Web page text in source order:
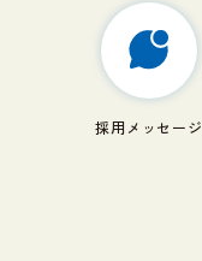
採用メッセージ